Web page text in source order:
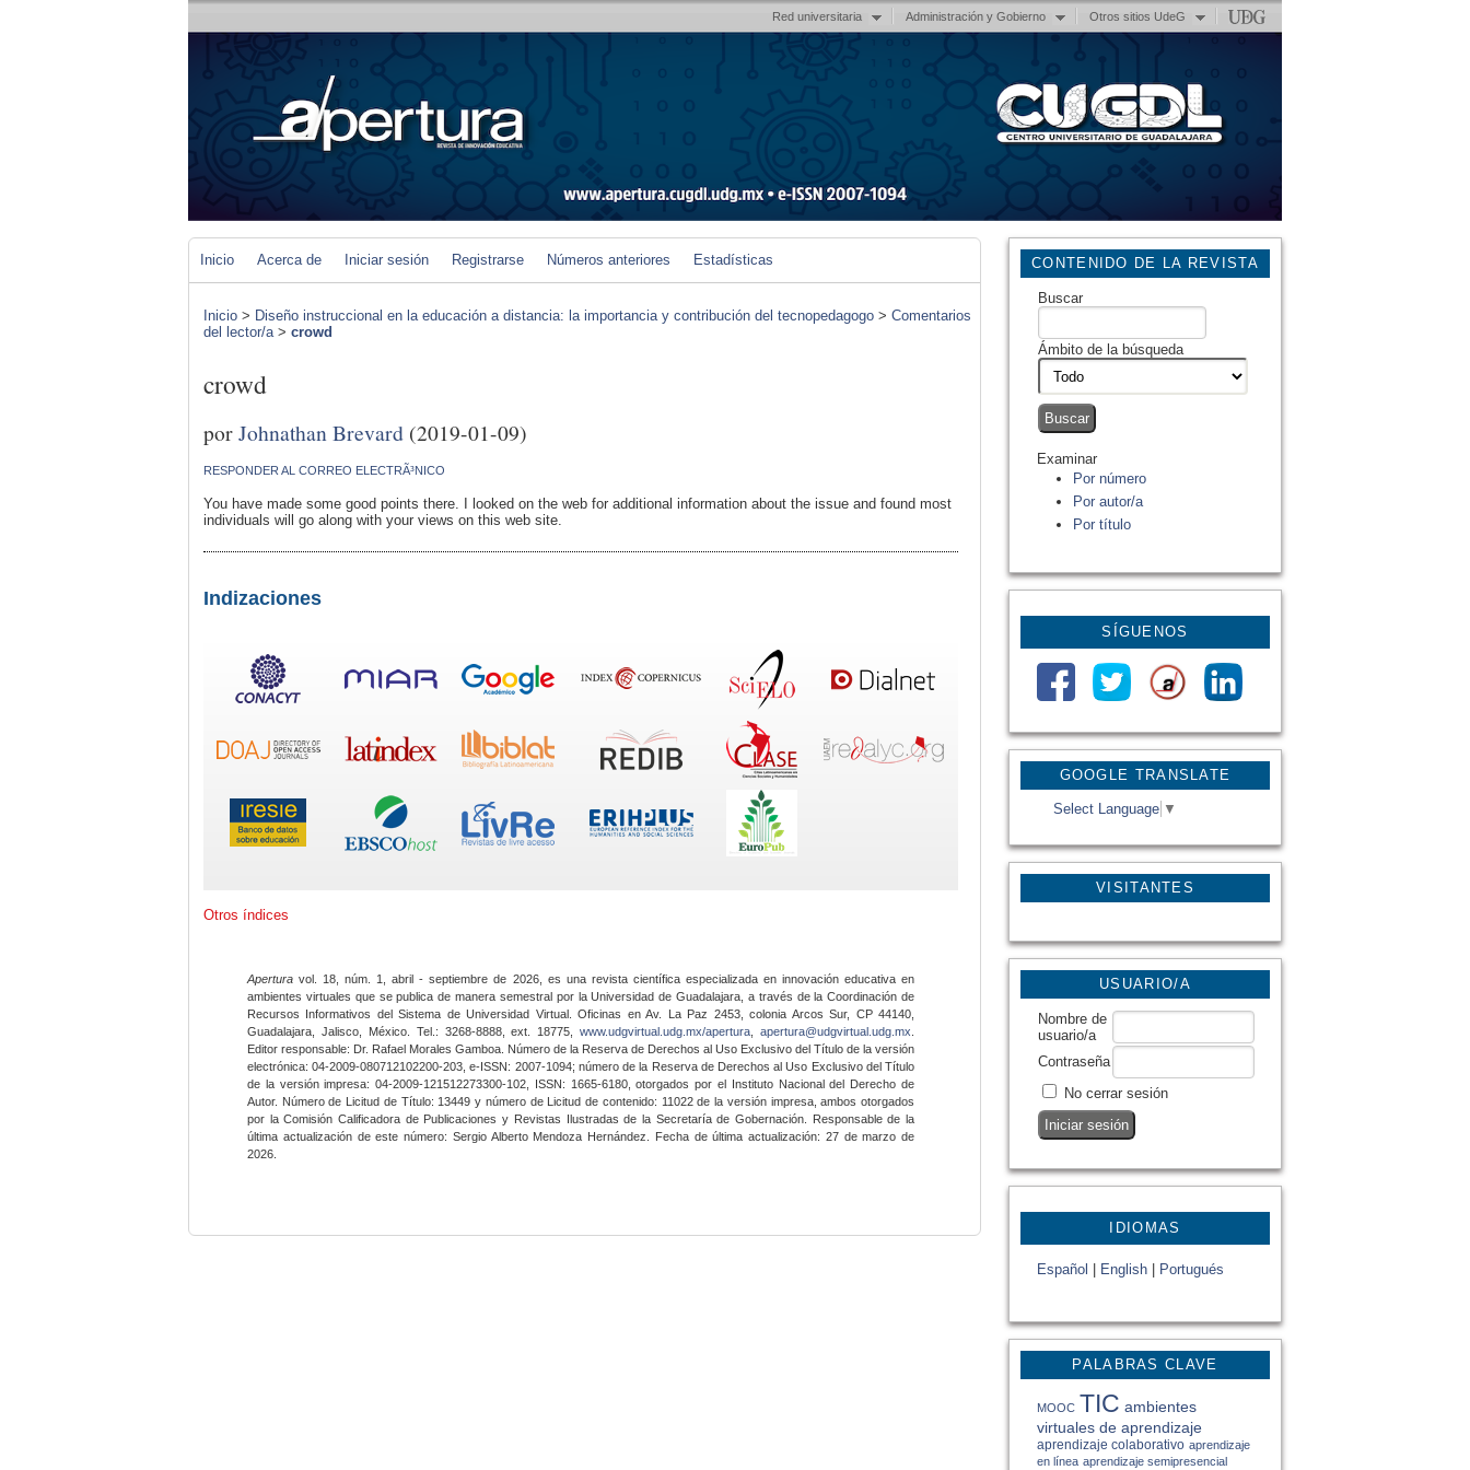
Red universitaria Administración y Gobierno Otros sitios UdeG
GOOGLE TRANSLATE
Select Language ▼
VISITANTES
CONTENIDO DE LA REVISTA
Buscar
Ámbito de la búsqueda
Examinar
Por número
Por autor/a
Por título
SÍGUENOS
USUARIO/A
Nombre de
usuario/a
Contraseña
No cerrar sesión
IDIOMAS
Español English Portugués
PALABRAS CLAVE
MOOC TIC ambientes
virtuales de aprendizaje
aprendizaje colaborativo aprendizaje
en línea aprendizaje semipresencial
Inicio Acerca de Iniciar sesión Registrarse Números anteriores Estadísticas
Inicio > Diseño instruccional en la educación a distancia: la importancia y contribución del tecnopedagogo > Comentarios
del lector/a> crowd
crowd
porJohnathan Brevard (2019-01-09)
RESPONDER AL CORREO ELECTRÃ³NICO
You have made some good points there. I looked on the web for additional information about the issue and found most
individuals will go along with your views on this web site.
Indizaciones
Otros índices
Apertura vol. 18, núm. 1, abril - septiembre de 2026, es una revista científica especializada en innovación educativa en
ambientes virtuales que se publica de manera semestral por la Universidad de Guadalajara, a través de la Coordinación de
Recursos Informativos del Sistema de Universidad Virtual. Oficinas en Av. La Paz 2453, colonia Arcos Sur, CP 44140,
Guadalajara, Jalisco, México. Tel.: 3268-8888, ext. 18775,www.udgvirtual.udg.mx/apertura apertura@udgvirtual.udg.mx
Editor responsable: Dr. Rafael Morales Gamboa. Número de la Reserva de Derechos al Uso Exclusivo del Título de la versión
electrónica: 04-2009-080712102200-203, e-ISSN: 2007-1094; número de la Reserva de Derechos al Uso Exclusivo del Título
de la versión impresa: 04-2009-121512273300-102, ISSN: 1665-6180, otorgados por el Instituto Nacional del Derecho de
Autor. Número de Licitud de Título: 13449 y número de Licitud de contenido: 11022 de la versión impresa, ambos otorgados
por la Comisión Calificadora de Publicaciones y Revistas Ilustradas de la Secretaría de Gobernación. Responsable de la
última actualización de este número: Sergio Alberto Mendoza Hernández. Fecha de última actualización: 27 de marzo de
2026.